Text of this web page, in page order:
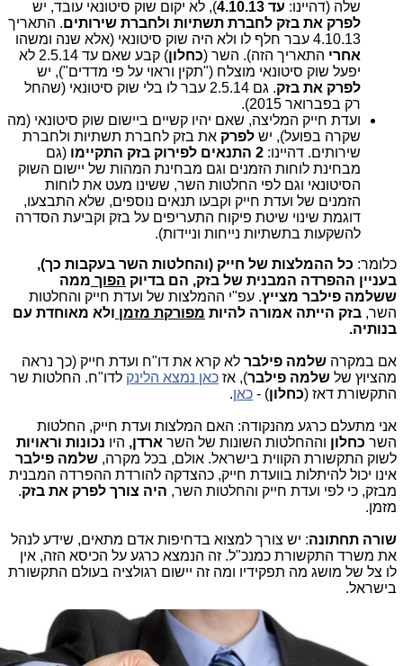
שלה (דהיינו: עד 4.10.13
), לא יקום שוק סיטונאי עובד, יש
לפרק את בזק לחברת תשתיות ולחברת שירותים. התאריך
4.10.13 עבר חלף לו ולא היה שוק סיטונאי (אלא שנה ומשהו
אחרי התאריך הזה). השר (כחלון
) קבע שאם עד 2.5.14 לא
יפעל שוק סיטונאי מוצלח ("תקין וראוי על פי מדדים"), יש
לפרק את בזק
. גם 2.5.14 עבר לו בלי שוק סיטונאי (שהחל
רק בפברואר 2015).
ועדת חייק המליצה, שאם יהיו קשיים ביישום שוק סיטונאי (מה
שקרה בפועל), יש לפרק את בזק לחברת תשתיות ולחברת
שירותים. דהיינו: 2 התנאים לפירוק בזק התקיימו
(גם
מבחינת לוחות הזמנים וגם מבחינת המהות של יישום השוק
הסיטונאי וגם לפי החלטות השר, ששינו מעט את לוחות
הזמנים של ועדת חייק וקבעו תנאים נוספים, שלא התבצעו,
דוגמת שינוי שיטת פיקוח התעריפים על בזק וקביעת הסדרה
להשקעות בתשתיות נייחות וניידות).
כלומר: כל ההמלצות של חייק (והחלטות השר בעקבות כך),
בעניין ההפרדה המבנית של בזק, הם בדיוק הפוך ממה
ששלמה פילבר מצייץ. עפ"י ההמלצות של ועדת חייק והחלטות
השר, בזק הייתה אמורה להיות מפורקת מזמן ולא מאוחדת עם
בנותיה.
אם במקרה שלמה פילברלא קרא את דו"ח ועדת חייק (כך נראה
מהציוץ של שלמה פילבר), אז כאן נמצא הלינקלדו"ח. החלטות שר
התקשורת דאז (כחלון) - כאן.
אני מתעלם כרגע מהנקודה: האם המלצות ועדת חייק, החלטות
השר כחלון וההחלטות השונות של השר ארדן, היו נכונות וראויות
לשוק התקשורת הקווית בישראל. אולם, בכל מקרה, שלמה פילבר
אינו יכול להיתלות בוועדת חייק, כהצדקה להורדת ההפרדה המבנית
מבזק, כי לפי ועדת חייק והחלטות השר, היה צורך לפרק את בזק.
מזמן.
שורה תחתונה: יש צורך למצוא בדחיפות אדם מתאים, שידע לנהל
את משרד התקשורת כמנכ"ל. זה הנמצא כרגע על הכיסא הזה, אין
לו צל של מושג מה תפקידיו ומה זה יישום רגולציה בעולם התקשורת
בישראל.